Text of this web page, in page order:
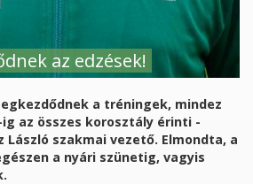
az edzések!
a tréningek, mindez
az összes korosztály érinti -
szakmai vezető. Elmondta, a
a nyári szünetig, vagyis